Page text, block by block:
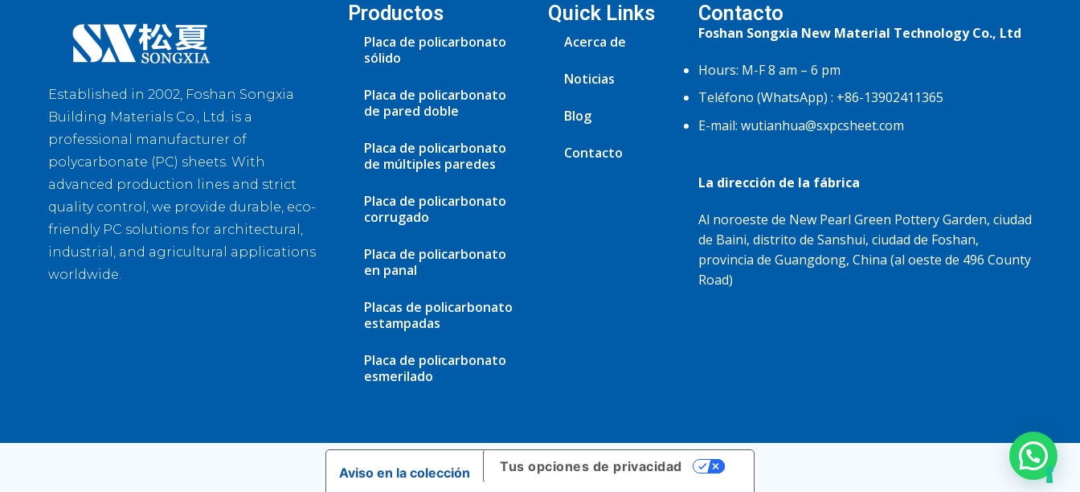
Established in 2002, Foshan Songxia
Building Materials Co., Ltd. is a
professional manufacturer of
polycarbonate (PC) sheets. With
advanced production lines and strict
quality control, we provide durable, eco-
friendly PC solutions for architectural,
industrial, and agricultural applications
worldwide.
Productos
Placa de policarbonato
sólido
Placa de policarbonato
de pared doble
Placa de policarbonato
de múltiples paredes
Placa de policarbonato
corrugado
Placa de policarbonato
en panal
Placas de policarbonato
estampadas
Placa de policarbonato
esmerilado
Quick Links
Acerca de
Noticias
Blog
Contacto
Contacto
Foshan Songxia New Material Technology Co., Ltd
Hours: M-F 8 am – 6 pm
Teléfono (WhatsApp) : +86-13902411365
E-mail: wutianhua@sxpcsheet.com
La dirección de la fábrica
Al noroeste de New Pearl Green Pottery Garden, ciudad
de Baini, distrito de Sanshui, ciudad de Foshan,
provincia de Guangdong, China (al oeste de 496 County
Road)
Aviso en la colección Tus opciones de privacidad